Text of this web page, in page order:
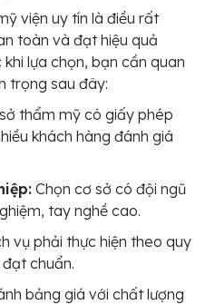
viện uy tín là điều rất
toàn và đạt hiệu quả
lựa chọn, bạn cần quan
trọng sau đây:
thẩm mỹ có giấy phép
khách hàng đánh giá
Chọn cơ sở có đội ngũ
tay nghề cao.
vụ phải thực hiện theo quy
chuẩn.
bảng giá với chất lượng